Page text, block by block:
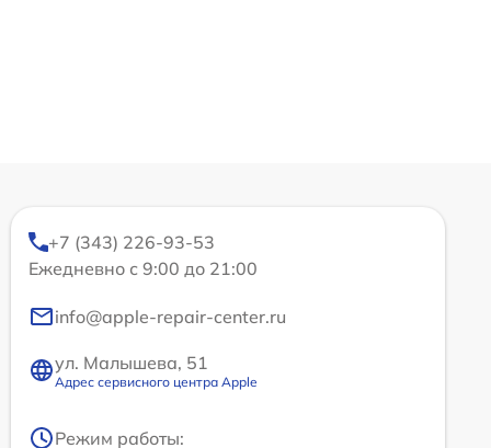
+7 (343) 226-93-53
Ежедневно с 9:00 до 21:00
info@apple-repair-center.ru
ул. Малышева, 51
Адрес сервисного центра Apple
Режим работы: